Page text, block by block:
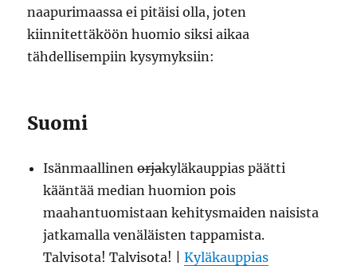
naapurimaassa ei pitäisi olla, joten
kiinnitettäköön huomio siksi aikaa
tähdellisempiin kysymyksiin:
Suomi
Isänmaallinenorjakyläkauppias päätti
kääntää median huomion pois
maahantuomistaan kehitysmaiden naisista
jatkamalla venäläisten tappamista.
Talvisota! Talvisota! |Kyläkauppias